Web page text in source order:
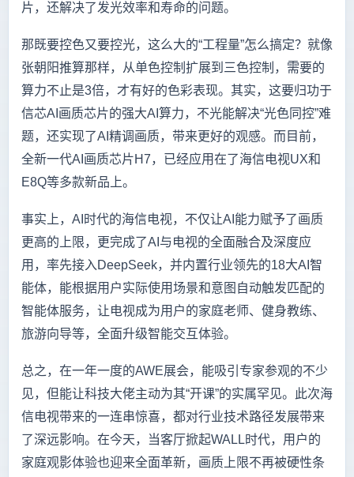
片，还解决了发光效率和寿命的问题。
那既要控色又要控光，这么大的“工程量”怎么搞定？就像
张朝阳推算那样，从单色控制扩展到三色控制，需要的
算力不止是3倍，才有好的色彩表现。其实，这要归功于
信芯AI画质芯片的强大AI算力，不光能解决“光色同控”难
题，还实现了AI精调画质，带来更好的观感。而目前，
全新一代AI画质芯片H7，已经应用在了海信电视UX和
E8Q等多款新品上。
事实上，AI时代的海信电视，不仅让AI能力赋予了画质
更高的上限，更完成了AI与电视的全面融合及深度应
用，率先接入DeepSeek，并内置行业领先的18大AI智
能体，能根据用户实际使用场景和意图自动触发匹配的
智能体服务，让电视成为用户的家庭老师、健身教练、
旅游向导等，全面升级智能交互体验。
总之，在一年一度的AWE展会，能吸引专家参观的不少
见，但能让科技大佬主动为其“开课”的实属罕见。此次海
信电视带来的一连串惊喜，都对行业技术路径发展带来
了深远影响。在今天，当客厅掀起WALL时代，用户的
家庭观影体验也迎来全面革新，画质上限不再被硬性条